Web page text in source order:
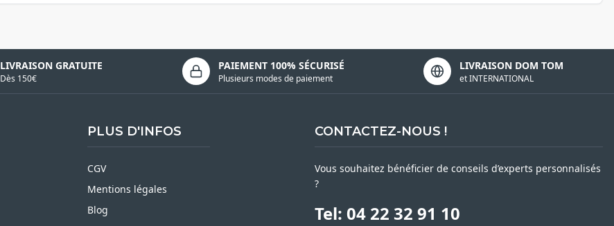
LIVRAISON GRATUITE
Dès 150€
PAIEMENT 100% SÉCURISÉ
Plusieurs modes de paiement
LIVRAISON DOM TOM
et INTERNATIONAL
PLUS D'INFOS
CGV
Mentions légales
Blog
CONTACTEZ-NOUS !
Vous souhaitez bénéficier de conseils d’experts personnalisés
?
Tel: 04 22 32 91 10